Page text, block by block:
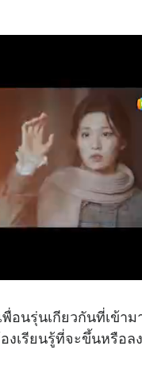
พื่อนรุ่นเกียวกันที่เข้
เรียนรู้ที่จะขึ้นหรือล